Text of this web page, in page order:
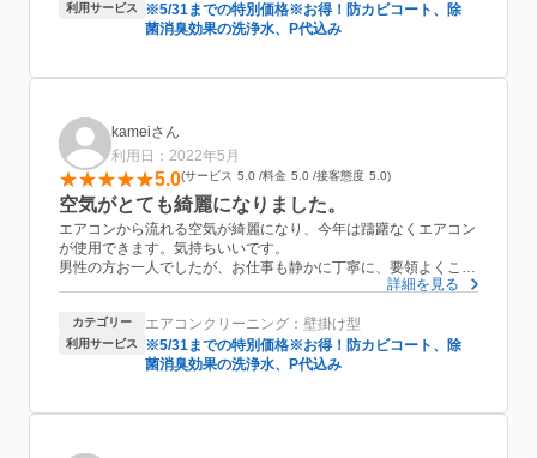
利用サービス
※5/31までの特別価格※お得！防カビコート、除
菌消臭効果の洗浄水、P代込み
kameiさん
利用日：2022年5月
5.0 サービス 5.0 料金 5.0 接客態度 5.0
空気がとても綺麗になりました。
エアコンから流れる空気が綺麗になり、今年は躊躇なくエアコン
が使用できます。気持ちいいです。
男性の方お一人でしたが、お仕事も静かに丁寧に、要領よくこな
されていていました。お風呂場も使用されていましたが、汚れな
た。また来年、まだ掃除してもらってないエアコンも頼もうかな
と思っています。
詳細を見る
カテゴリー エアコンクリーニング：壁掛け型
利用サービス
※5/31までの特別価格※お得！防カビコート、除
菌消臭効果の洗浄水、P代込み